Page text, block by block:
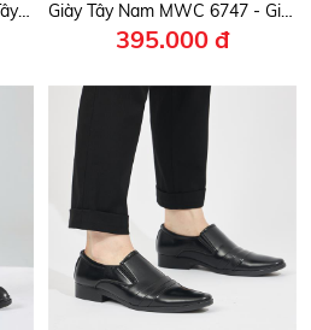
Giày Mọi Nam 6709 - Giày Tây Nam Thời Trang Phối Khóa Kim Loại Tinh Tế, Lịch Lãm, Nâng Tầm Qúy Ông. Giày Tây Nam MWC 6747 - Giày Mọi Nam Cao Cấp, Giày Da Slip On Công Sở Lịch Lãm, Thời Trang, Chuẩn Men.
395.000 đ